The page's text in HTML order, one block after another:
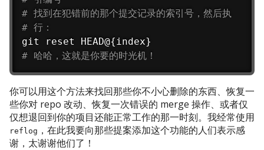
# 找到在犯错前的那个提交记录的索引号，然后执
# 行：
# 哈哈，这就是你要的时光机！
你可以用这个方法来找回那些你不小心删除的东西、恢复一
些你对 repo 改动、恢复一次错误的 merge 操作、或者仅
仅想退回到你的项目还能正常工作的那一时刻。我经常使用
reflog ，在此我要向那些提案添加这个功能的人们表示感
谢，太谢谢他们了！